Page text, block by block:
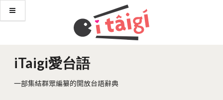
iTaigi愛台語
一部集結群眾編纂的開放台語辭典